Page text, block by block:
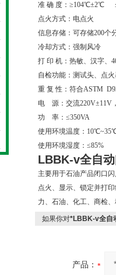
准 确 度：≥104℃±2℃
点火方式：电点火
信息存储：可存储200个
冷却方式：强制风冷
打 印 机：热敏、汉字、
自检功能：测试头、点
重 复 性：符合ASTM
电 源：交流220V±11V
功 率：≤350VA
使用环境温度：
使用环境湿度：≤85%
LBBK-v全自
主要用于石油产品闭口
点火、显示、锁定并打
力、石油、化工、商检
如果你对*LBBK-v全自
产品：